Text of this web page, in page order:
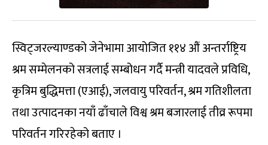
स्विट्जरल्याण्डको जेनेभामा आयोजित ११४ औं अन्तर्राष्ट्रिय
श्रम सम्मेलनको सत्रलाई सम्बोधन गर्दै मन्त्री यादवले प्रविधि,
कृत्रिम बुद्धिमत्ता (एआई), जलवायु परिवर्तन, श्रम गतिशीलता
तथा उत्पादनका नयाँ ढाँचाले विश्व श्रम बजारलाई तीव्र रूपमा
परिवर्तन गरिरहेको बताए ।